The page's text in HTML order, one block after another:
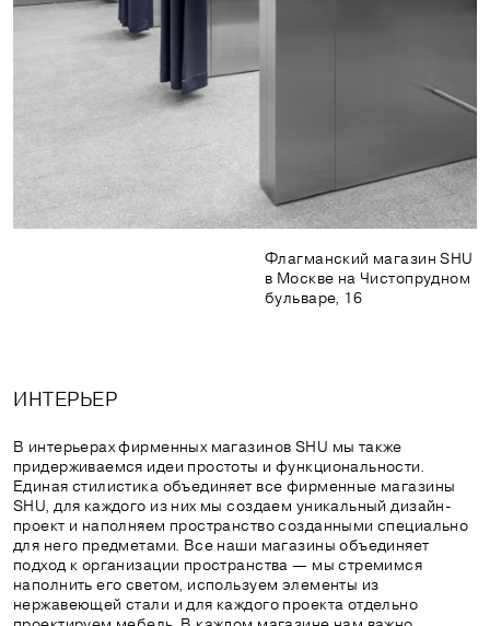
Флагманский магазин SHU
в Москве на Чистопрудном
бульваре, 16
ИНТЕРЬЕР
В интерьерах фирменных магазинов SHU мы также
придерживаемся идеи простоты и функциональности.
Единая стилистика объединяет все фирменные магазины
SHU, для каждого из них мы создаем уникальный дизайн-
проект и наполняем пространство созданными специально
для него предметами. Все наши магазины объединяет
подход к организации пространства — мы стремимся
наполнить его светом, используем элементы из
нержавеющей стали и для каждого проекта отдельно